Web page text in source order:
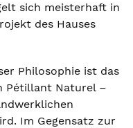
sich meisterhaft in
des Hauses
Philosophie ist das
Pétillant Naturel –
Im Gegensatz zur